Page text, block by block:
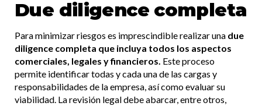
Due diligence completa
Para minimizar riesgos es imprescindible realizar una due
diligence completa que incluya todos los aspectos
comerciales, legales y financieros. Este proceso
permite identificar todas y cada una de las cargas y
responsabilidades de la empresa, así como evaluar su
viabilidad. La revisión legal debe abarcar, entre otros,